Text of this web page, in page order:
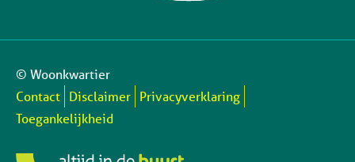
© Woonkwartier
Contact Disclaimer Privacyverklaring
Toegankelijkheid